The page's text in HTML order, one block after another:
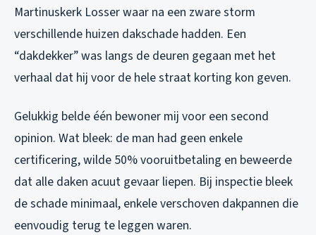
Martinuskerk Losser waar na een zware storm
verschillende huizen dakschade hadden. Een
“dakdekker” was langs de deuren gegaan met het
verhaal dat hij voor de hele straat korting kon geven.
Gelukkig belde één bewoner mij voor een second
opinion. Wat bleek: de man had geen enkele
certificering, wilde 50% vooruitbetaling en beweerde
dat alle daken acuut gevaar liepen. Bij inspectie bleek
de schade minimaal, enkele verschoven dakpannen die
eenvoudig terug te leggen waren.